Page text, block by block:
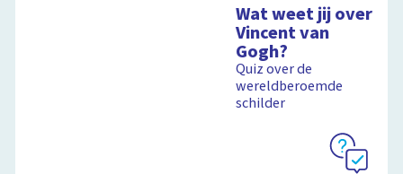
Wat weet jij over
Vincent van
Gogh?
Quiz over de
wereldberoemde
schilder